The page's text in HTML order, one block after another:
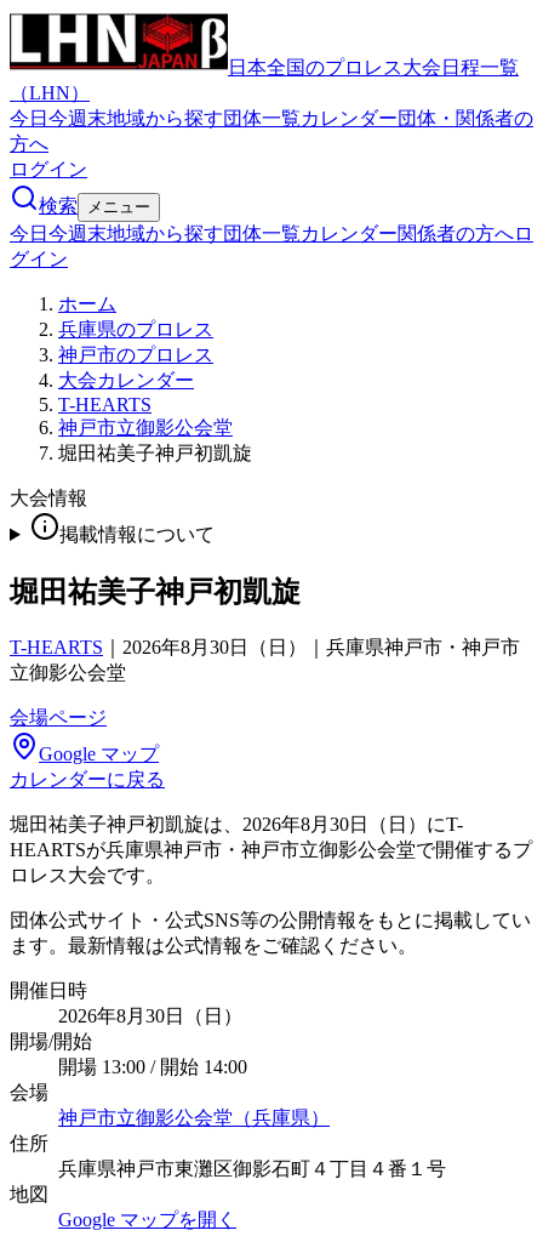
日本全国のプロレス大会日程一覧
（LHN）
今日 今週末地域から探す団体一覧カレンダー団体・関係者の
方へ
ログイン
検索
メニュー
今日 今週末地域から探す団体一覧カレンダー関係者の方へロ
グイン
ホーム
兵庫県のプロレス
神戸市のプロレス
大会カレンダー
T-HEARTS
神戸市立御影公会堂
堀田祐美子神戸初凱旋
大会情報
掲載情報について
堀田祐美子神戸初凱旋
T-HEARTS
2026年8月30日（日）｜兵庫県神戸市・神戸市
立御影公会堂
会場ページ
Google マップ
カレンダーに戻る
堀田祐美子神戸初凱旋は、2026年8月30日（日）にT-
HEARTSが兵庫県神戸市・神戸市立御影公会堂で開催するプ
ロレス大会です。
団体公式サイト・公式SNS等の公開情報をもとに掲載してい
ます。最新情報は公式情報をご確認ください。
開催日時
2026年8月30日（日）
開場/開始
開場 13:00 / 開始 14:00
会場
神戸市立御影公会堂（兵庫県）
住所
兵庫県神戸市東灘区御影石町４丁目４番１号
地図
Google マップを開く